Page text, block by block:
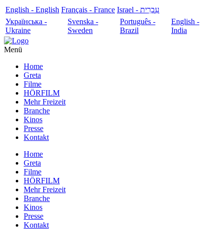
English - English Français - France
עִבְרִית - Israel
Українська -
Ukraine
Svenska -
Sweden
Português -
Brazil
English -
India
Menü
Home
Greta
Filme
HÖRFILM
Mehr Freizeit
Branche
Kinos
Presse
Kontakt
Home
Greta
Filme
HÖRFILM
Mehr Freizeit
Branche
Kinos
Presse
Kontakt